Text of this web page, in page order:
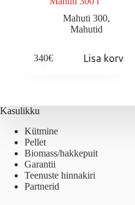
Mahuti 300,
Mahutid
340€ Lisa korvi
Kasulikku
Kütmine
Pellet
Biomass/hakkepuit
Garantii
Teenuste hinnakiri
Partnerid